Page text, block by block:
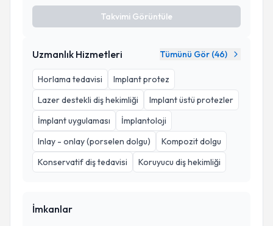
Takvimi Görüntüle
Uzmanlık Hizmetleri Tümünü Gör (46)
Horlama tedavisi
Implant protez
Lazer destekli diş hekimliği
Implant üstü protezler
İmplant uygulaması
İmplantoloji
Inlay - onlay (porselen dolgu)
Kompozit dolgu
Konservatif diş tedavisi
Koruyucu diş hekimliği
İmkanlar